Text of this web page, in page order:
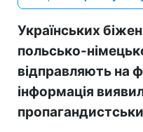
Українських
польсько-
відправляють на
інформація